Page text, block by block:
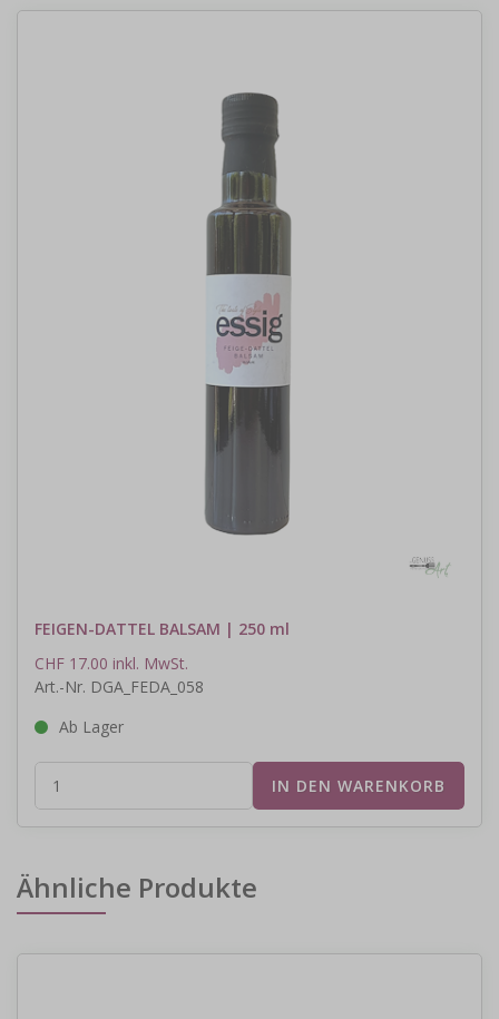
FEIGEN-DATTEL BALSAM | 250 ml
CHF 17.00 inkl. MwSt.
Art.-Nr. DGA_FEDA_058
Ab Lager
Ähnliche Produkte